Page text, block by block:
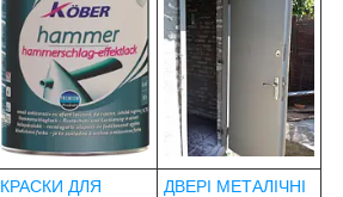
КРАСКИ ДЛЯ
ДВЕРІ МЕТАЛІЧНІ